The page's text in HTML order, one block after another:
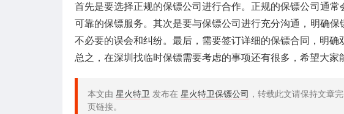
首先是要选择正规的保镖公司进行合作。正规的保镖公司通
可靠的保镖服务。其次是要与保镖公司进行充分沟通，明确
不必要的误会和纠纷。最后，需要签订详细的保镖合同，明确
总之，在深圳找临时保镖需要考虑的事项还有很多，希望大家
本文由 星火特卫 发布在 星火特卫保镖公司
，转载此文请保持文章
页链接。